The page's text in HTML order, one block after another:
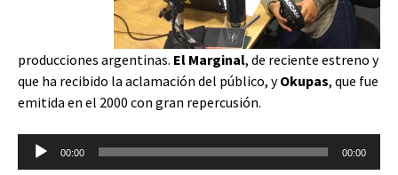
producciones argentinas. El Marginal, de reciente estreno y
que ha recibido la aclamación del público, yOkupas, que fue
emitida en el 2000 con gran repercusión.
Reproductor
de
00:00 00:00